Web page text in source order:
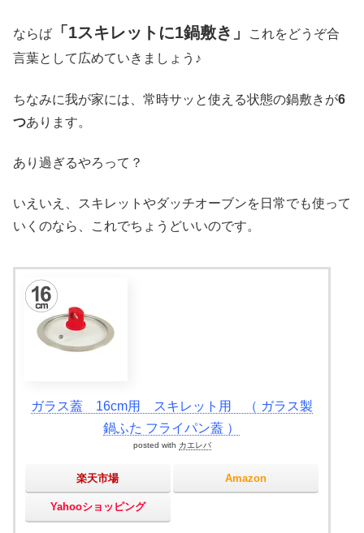
ならば 「1スキレットに1鍋敷き」
これをどうぞ合
言葉として広めていきましょう♪
ちなみに我が家には、常時サッと使える状態の鍋敷きが6
つあります。
あり過ぎるやろって？
いえいえ、スキレットやダッチオーブンを日常でも使って
いくのなら、これでちょうどいいのです。
ガラス蓋 16cm用 スキレット用 （ ガラス製
鍋ふた フライパン蓋 ）
posted with カエレバ
楽天市場 Amazon
Yahooショッピング